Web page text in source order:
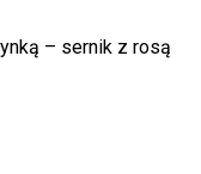
– sernik z rosą